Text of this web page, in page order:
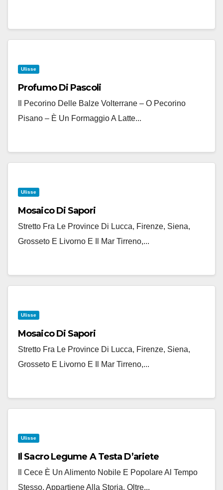
Ulisse
Profumo Di Pascoli
Il Pecorino Delle Balze Volterrane – O Pecorino
Pisano – È Un Formaggio A Latte...
Ulisse
Mosaico Di Sapori
Stretto Fra Le Province Di Lucca, Firenze, Siena,
Grosseto E Livorno E Il Mar Tirreno,...
Ulisse
Mosaico Di Sapori
Stretto Fra Le Province Di Lucca, Firenze, Siena,
Grosseto E Livorno E Il Mar Tirreno,...
Ulisse
Il Sacro Legume A Testa D’ariete
Il Cece È Un Alimento Nobile E Popolare Al Tempo
Stesso. Appartiene Alla Storia, Oltre...